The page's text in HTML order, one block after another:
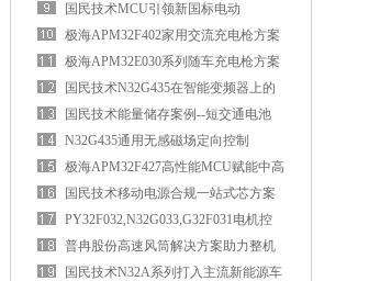
富选择
国民技术MCU引领新国标电动
车“芯”时代
极海APM32F402家用交流充电枪方案
极海APM32E030系列随车充电枪方案
国民技术N32G435在智能变频器上的
应用优势
国民技术能量储存案例--短交通电池
BMS控制板
N32G435通用无感磁场定向控制
（FOC）电机驱动方案
极海APM32F427高性能MCU赋能中高
端PLC
国民技术移动电源合规一站式芯方案
PY32F032,N32G033,G32F031电机控
制MCU资源对比
普冉股份高速风筒解决方案助力整机
性能升级
国民技术N32A系列打入主流新能源车